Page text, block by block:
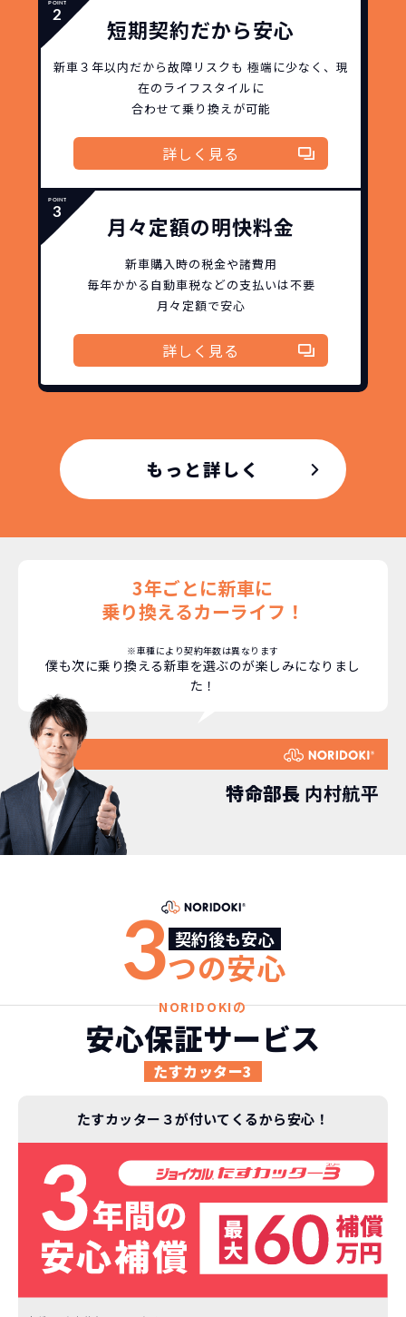
短期契約だから安心
新車３年以内だから故障リスクも 極端に少なく、 現
在のライフスタイルに
合わせて乗り換えが可能
詳しく見る
月々定額の明快料金
新車購入時の税金や諸費用
毎年かかる自動車税などの支払いは不要
月々定額で安心
詳しく見る
高残価設定を実現！
低価格が可能に！
ジョイカルジャパンが今まで培ってきた
日本全国・世界中の流通ネットワークと
ノウハウを集約することでこの「超高残
価設定」を実現しました。
また特定の車両に絞ることによりこの価
格設定が可能となりました。
必要があるため
して乗るか、購入するかなどを選べます。
ず返却していただくことを前提とするこ
とで「超低価格」を実現しています。
3年以内の契約なので、故障リスクが非常
に少なくなります。例え故障してもメーカ
ー保証があるから安心です。
契約リスクが少ない
ライフスタイルに合わせたお車の選択が
できます。急な引っ越し、転勤、家族が増
えるなど。その時その時の状況に合わせ
た車を選べるっていいとおもいません
新型の新車に
車はだいたい３年くらいで飽きると言わ
もちろん、その人によりますが、最新型
車に常に乗り続けられるのは気持ちよ
く、人にも自慢できます！
新車購入時の税金や
諸費用などが不要
車を購入する場合、購入時に｢登録時諸費
用｣や「各種税金」は車両本体以外にかか
これらの費用がコミコミの料金です。
継続的にかかる費用が
維持にかかる、毎年の｢自動車税｣はコミ
コミ。3年契約なので通常車検時にかかる
｢自動車重量税｣、｢自賠責保険料｣「整備
もっと詳しく
3年ごとに新車に
乗り換えるカーライフ！
※車種により契約年数は異なります
僕も次に乗り換える新車を選ぶのが楽しみになりまし
た！
特命部長 内村航平
契約後も安心
3つの安心
NORIDOKIの
安心保証サービス
たすカッター3
たすカッター３が付いてくるから安心！